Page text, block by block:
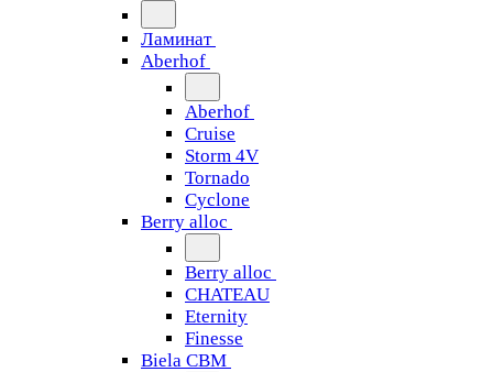
Ламинат
Aberhof
Aberhof
Cruise
Storm 4V
Tornado
Сyclone
Berry alloc
Berry alloc
CHATEAU
Eternity
Finesse
Biela CBM